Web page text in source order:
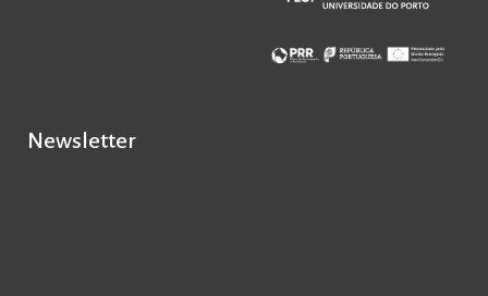
Newsletter